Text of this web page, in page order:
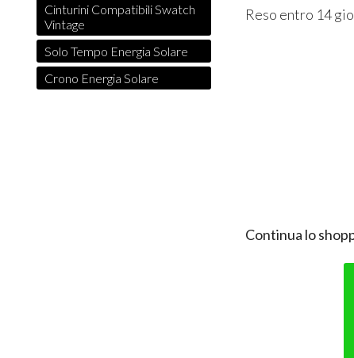
Reso entro 14
Continua lo
Cinturini Compatibili Swatch
Vintage
Solo Tempo Energia Solare
Crono Energia Solare